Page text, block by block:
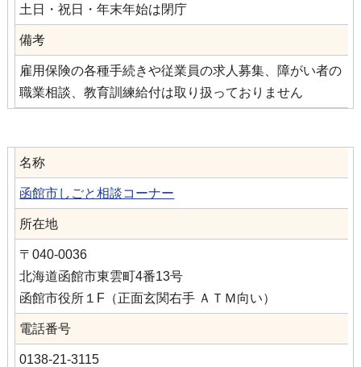
土日・祝日・年末年始は閉庁
備考
雇用保険の各種手続きや従業員の求人募集、障がい者の
職業相談、教育訓練給付は取り扱っておりません
名称
函館市しごと相談コーナー
所在地
〒040-0036
北海道函館市東雲町4番13号
函館市役所１F（正面玄関右手 ＡＴＭ向い）
電話番号
0138-21-3115